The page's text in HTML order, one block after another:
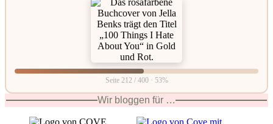
Seite 212 / 400 · 53%
Wir bloggen für …